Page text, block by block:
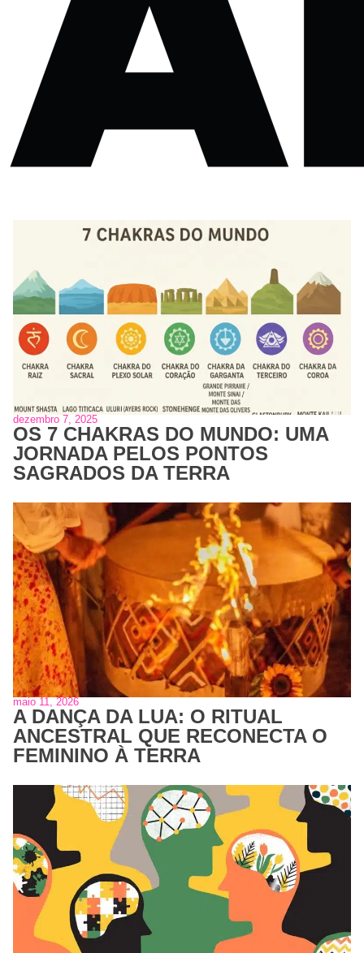
dezembro 7, 2025
OS 7 CHAKRAS DO MUNDO: UMA
JORNADA PELOS PONTOS
SAGRADOS DA TERRA
maio 11, 2026
A DANÇA DA LUA: O RITUAL
ANCESTRAL QUE RECONECTA O
FEMININO À TERRA